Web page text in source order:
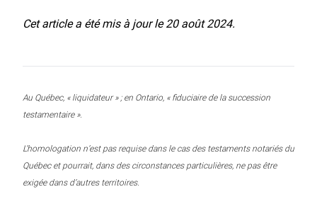
Cet article a été mis à jour le 20 août 2024.
Au Québec, « liquidateur » ; en Ontario, « fiduciaire de la succession
testamentaire ».
L’homologation n’est pas requise dans le cas des testaments notariés du
Québec et pourrait, dans des circonstances particulières, ne pas être
exigée dans d’autres territoires.